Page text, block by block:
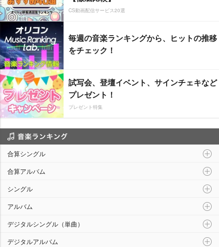
CS動画配信サービス20選
毎週の音楽ランキングから、ヒットの推移
をチェック！
試写会、登壇イベント、サインチェキなど
プレゼント！
プレゼント特集
合算シングル
合算アルバム
シングル
アルバム
デジタルシングル（単曲）
デジタルアルバム